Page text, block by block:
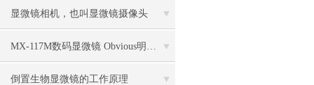
显微镜相机，也叫显微镜摄像头
MX-117M数码显微镜 Obvious明显品牌值得推荐
倒置生物显微镜的工作原理